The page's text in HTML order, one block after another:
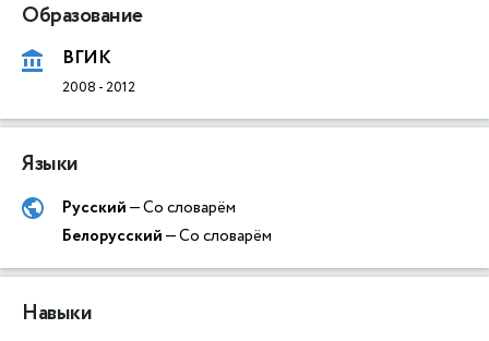
Образование
ВГИК
2008 -2012
Языки
Русский— Со словарём
Белорусский— Со словарём
Навыки